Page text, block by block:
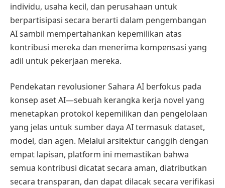
individu, usaha kecil, dan perusahaan untuk
berpartisipasi secara berarti dalam pengembangan
AI sambil mempertahankan kepemilikan atas
kontribusi mereka dan menerima kompensasi yang
adil untuk pekerjaan mereka.
Pendekatan revolusioner Sahara AI berfokus pada
konsep aset AI—sebuah kerangka kerja novel yang
menetapkan protokol kepemilikan dan pengelolaan
yang jelas untuk sumber daya AI termasuk dataset,
model, dan agen. Melalui arsitektur canggih dengan
empat lapisan, platform ini memastikan bahwa
semua kontribusi dicatat secara aman, diatributkan
secara transparan, dan dapat dilacak secara verifikasi